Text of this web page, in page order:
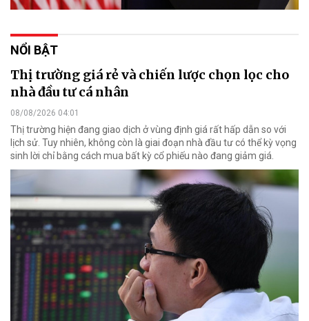
NỔI BẬT
Thị trường giá rẻ và chiến lược chọn lọc cho
nhà đầu tư cá nhân
08/08/2026 04:01
Thị trường hiện đang giao dịch ở vùng định giá rất hấp dẫn so với
lịch sử. Tuy nhiên, không còn là giai đoạn nhà đầu tư có thể kỳ vọng
sinh lời chỉ bằng cách mua bất kỳ cổ phiếu nào đang giảm giá.